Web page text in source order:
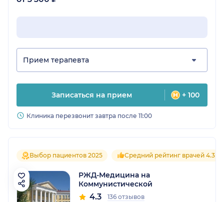
Прием терапевта
Записаться на прием + 100
Клиника перезвонит завтра после 11:00
Выбор пациентов 2025 Средний рейтинг врачей 4.3
РЖД-Медицина на
Коммунистической
4.3 136 отзывов